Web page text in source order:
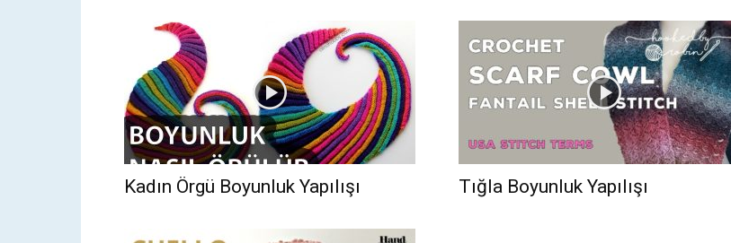
Kadın Örgü Boyunluk Yapılışı Tığla Boyunluk Yapılışı